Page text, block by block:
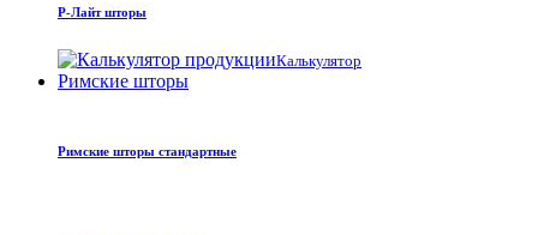
Р-Лайт шторы
Калькулятор
Римские шторы
Римские шторы стандартные